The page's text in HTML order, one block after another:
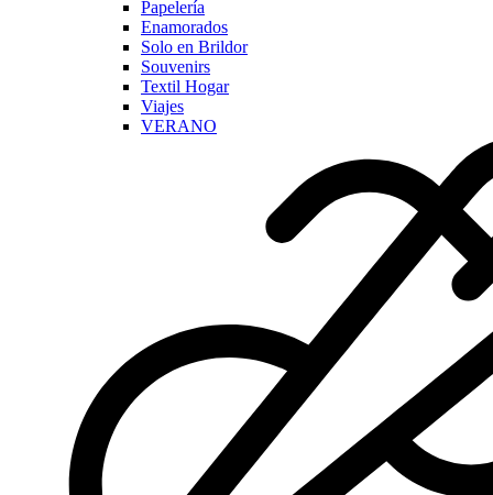
Papelería
Enamorados
Solo en Brildor
Souvenirs
Textil Hogar
Viajes
VERANO